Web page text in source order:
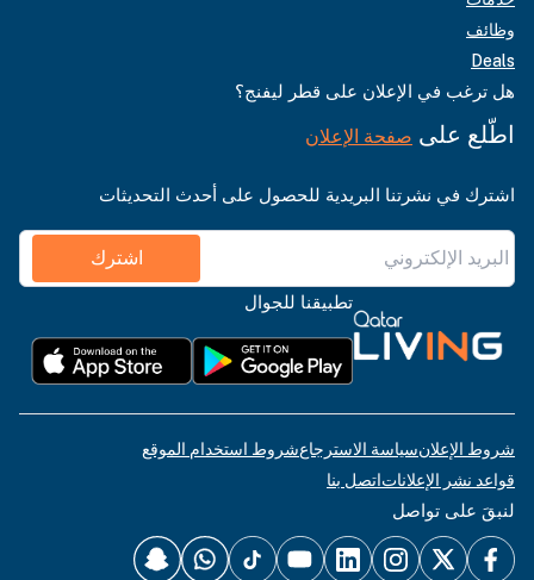
وظائف
Deals
هل ترغب في الإعلان على قطر ليفنج؟
اطّلع على صفحة الإعلان
اشترك في نشرتنا البريدية للحصول على أحدث التحديثات
اشترك
تطبيقنا للجوال
شروط الإعلانسياسة الاسترجاعشروط استخدام الموقع
قواعد نشر الإعلاناتاتصل بنا
لنبقَ على تواصل